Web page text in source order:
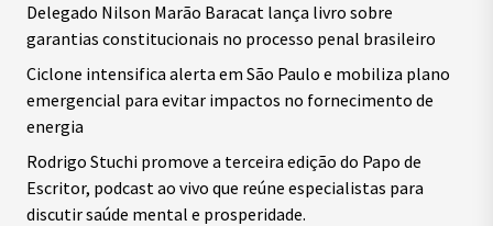
Delegado Nilson Marão Baracat lança livro sobre
garantias constitucionais no processo penal brasileiro
Ciclone intensifica alerta em São Paulo e mobiliza plano
emergencial para evitar impactos no fornecimento de
energia
Rodrigo Stuchi promove a terceira edição do Papo de
Escritor, podcast ao vivo que reúne especialistas para
discutir saúde mental e prosperidade.